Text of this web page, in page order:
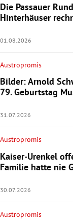
Die Passauer
Hinterhäuser
01.08.2026
Austropromis
Bilder: Arnold
79. Geburtstag
31.07.2026
Austropromis
Kaiser-Urenkel
Familie hatte nie
30.07.2026
Austropromis